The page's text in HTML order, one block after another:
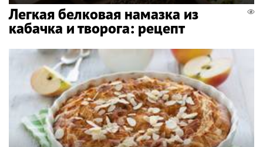
Легкая белковая намазка из
кабачка и творога: рецепт